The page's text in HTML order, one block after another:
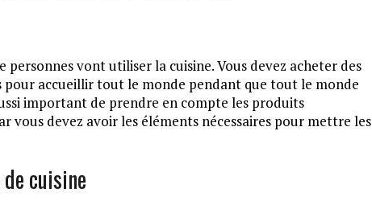
personnes vont utiliser la cuisine. Vous devez acheter des
pour accueillir tout le monde pendant que tout le monde
important de prendre en compte les produits
vous devez avoir les éléments nécessaires pour mettre les
cuisine